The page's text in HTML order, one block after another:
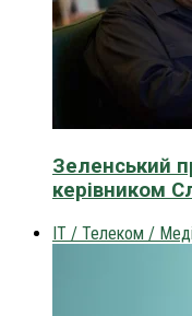
Зеленський
керівником
IT / Телеком /